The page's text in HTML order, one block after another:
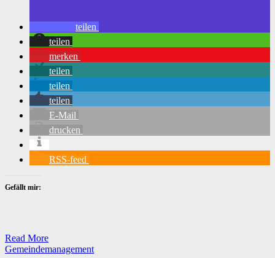
teilen
teilen
merken
teilen
teilen
teilen
E-Mail
drucken
RSS-feed
Gefällt mir:
Read More
Posted
Gemeindemanagement